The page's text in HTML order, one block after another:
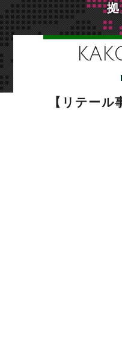
【リテー